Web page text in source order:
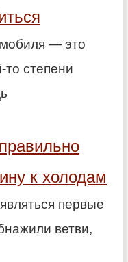
— это
то степени
к холодам
первые
ветви,